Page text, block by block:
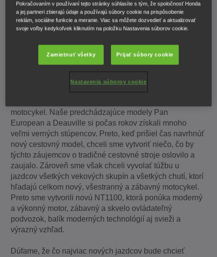
CRF1100L Africa Twin, sú vzrušujúce výkony zaručené.
Okrem toho stroj ponúka prvky, ktoré posilňujú a zvyšujú
príťažlivosť každého motocykla.
„V spoločnosti Honda sa už mnoho rokov dôsledne
motocykel. Naše predchádzajúce modely Pan
European a Deauville si počas rokov získali mnoho
veľmi verných stúpencov. Preto, keď prišiel čas navrhnúť
nový cestovný model, chceli sme vytvoriť niečo, čo by
týchto záujemcov o tradičné cestovné stroje oslovilo a
zaujalo. Zároveň sme však chceli vyvolať túžbu u
jazdcov všetkých vekových skupín a všetkých chutí, ktorí
hľadajú celkom nový, všestranný a zábavný motocykel.
Preto sme vytvorili novú NT1100, ktorá ponúka moderný
a výkonný motor, zábavný a skvelo ovládateľný
podvozok, balík moderných technológií aj svieži a
výrazný vzhľad.
Dúfame, že čo najviac nových jazdcov bude chcieť
Pokračovaním v používaní tejto stránky súhlasíte s tým, že spoločnosť Honda
a jej partneri zbierajú údaje a používajú súbory cookie na prispôsobenie
reklám, sociálne funkcie a meranie. Viac sa môžete dozvedieť a aktualizovať
svoje voľby kedykoľvek kliknutím na položku Nastavenia súborov cookie.
Zamietnuť všetky Prijať súbory cookie
Nastavenia súborov cookie